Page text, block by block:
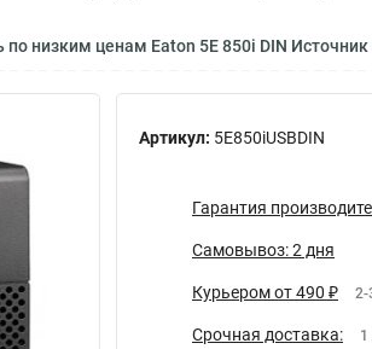
по низким ценам Eaton 5E 850i DIN
Артикул: 5E850iUSBDIN
Гарантия
Самовывоз: 2 дня
Курьером от 490 ₽ 2-
Срочная доставка: 1